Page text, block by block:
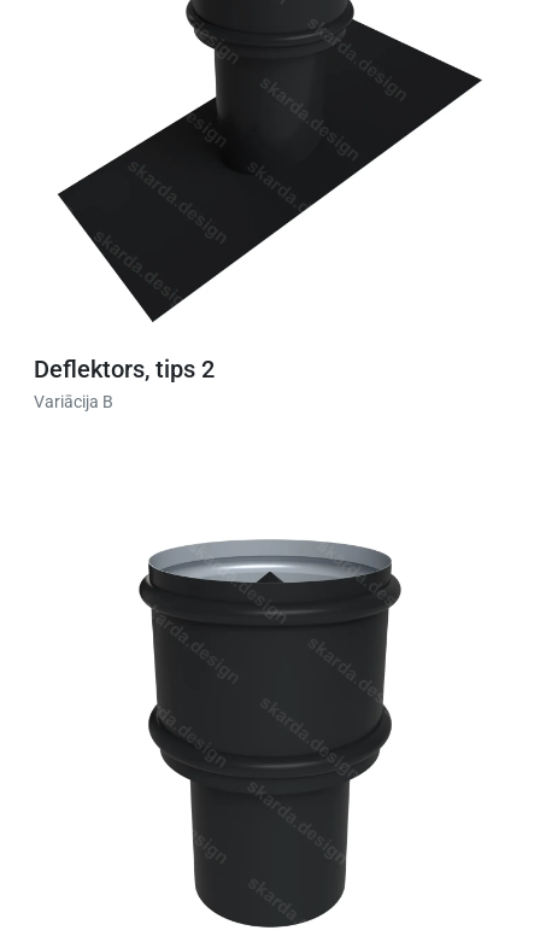
Deflektors, tips 2
Variācija B